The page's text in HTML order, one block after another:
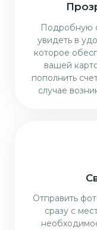
Подробную
увидеть в
которое
вашей
пополнить
случае
Отправить
сразу с